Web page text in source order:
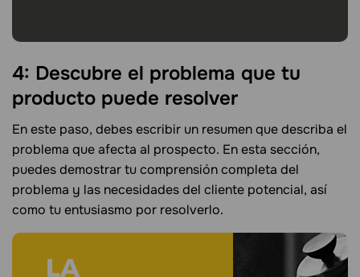
4: Descubre el problema que tu
producto puede resolver
En este paso, debes escribir un resumen que describa el
problema que afecta al prospecto. En esta sección,
puedes demostrar tu comprensión completa del
problema y las necesidades del cliente potencial, así
como tu entusiasmo por resolverlo.